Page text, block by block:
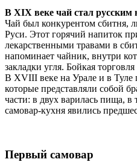
В XIX веке чай стал
Чай был конкурентом сбитня,
Руси. Этот горячий напиток
лекарственными травами в
напоминает чайник, внутри
закладки угля. Бойкая
В XVIII веке на Урале и в Туле
которые представляли собой
части: в двух варилась пища,
самовар-кухня явились
Первый самовар